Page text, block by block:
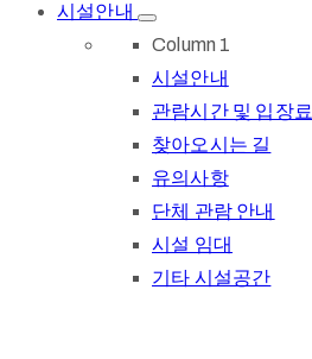
시설안내
Column 1
시설안내
관람시간 및 입장료
찾아오시는 길
유의사항
단체 관람 안내
시설 임대
기타 시설공간